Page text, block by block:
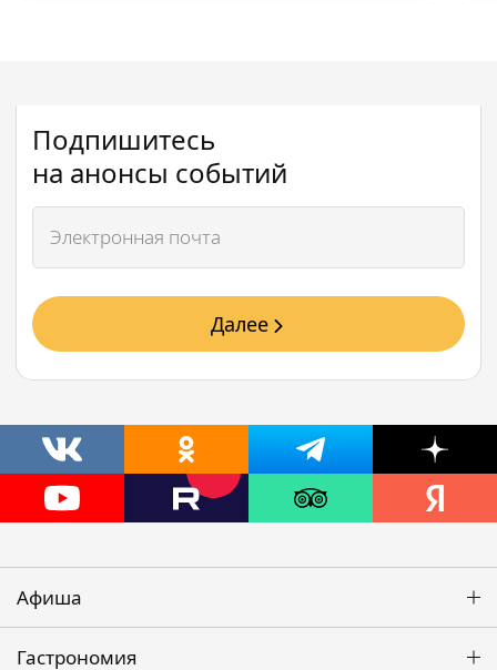
Подпишитесь
на анонсы событий
Далее
Афиша
Гастрономия